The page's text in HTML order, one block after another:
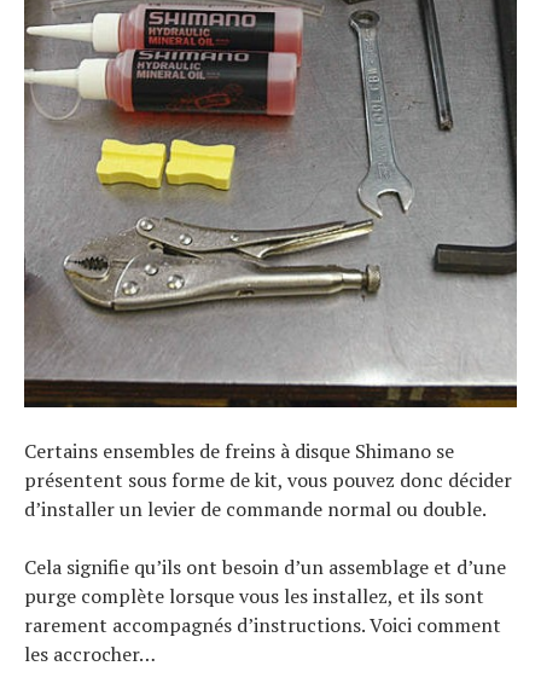
Certains ensembles de freins à disque Shimano se
présentent sous forme de kit, vous pouvez donc décider
d’installer un levier de commande normal ou double.
Cela signifie qu’ils ont besoin d’un assemblage et d’une
purge complète lorsque vous les installez, et ils sont
rarement accompagnés d’instructions. Voici comment
les accrocher…